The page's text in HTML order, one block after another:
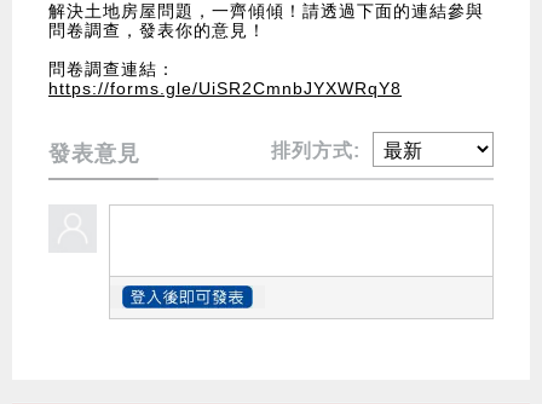
解決土地房屋問題，一齊傾傾！請透過下面的連結參與
問卷調查，發表你的意見！
問卷調查連結：
https://forms.gle/UiSR2CmnbJYXWRqY8
發表意見 排列方式: